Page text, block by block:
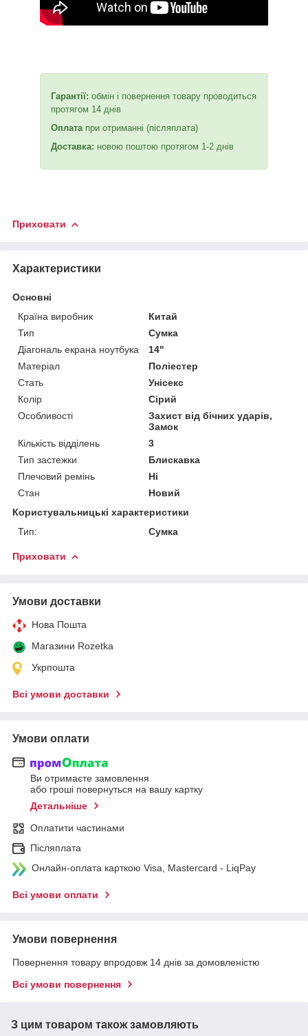
Гарантії: обмін і повернення товару проводиться
протягом 14 днів
Оплата при отриманні (післяплата)
Доставка: новою поштою протягом 1-2 днів
Приховати
Характеристики
Основні
Країна виробник
Китай
Тип
Сумка
Діагональ екрана ноутбука
14"
Матеріал
Поліестер
Стать
Унісекс
Колір
Сірий
Особливості
Захист від бічних ударів,
Замок
Кількість відділень
3
Тип застежки
Блискавка
Плечовий ремінь
Ні
Стан
Новий
Користувальницькі характеристики
Тип:
Сумка
Приховати
Умови доставки
Нова Пошта
Магазини Rozetka
Укрпошта
Всі умови доставки
Умови оплати
Ви отримаєте замовлення
або гроші повернуться на вашу картку
Детальніше
Оплатити частинами
Післяплата
Онлайн-оплата карткою Visa, Mastercard - LiqPay
Всі умови оплати
Умови повернення
Повернення товару впродовж 14 днів за домовленістю
Всі умови повернення
З цим товаром також замовляють